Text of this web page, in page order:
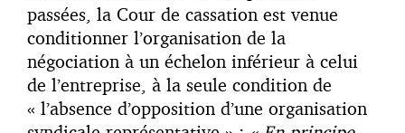
passées, la Cour de cassation est venue
conditionner l’organisation de la
négociation à un échelon inférieur à celui
de l’entreprise, à la seule condition de
« l’absence d’opposition d’une organisation